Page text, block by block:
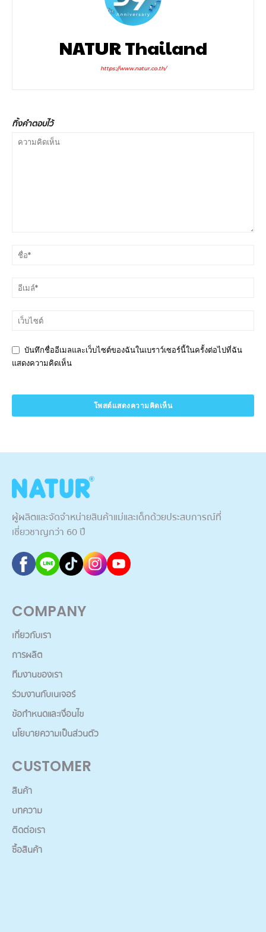
NATUR Thailand
https://www.natur.co.th/
ทิ้งคำตอบไว้
บันทึกชื่ออีเมลและเว็บไซต์ของฉันในเบราว์เซอร์นี้ในครั้งต่อไปที่ฉัน
แสดงความคิดเห็น
ผู้ผลิตและจัดจำหน่ายสินค้าแม่และเด็กด้วยประสบการณ์ที่
เชี่ยวชาญกว่า 60 ปี
COMPANY
เกี่ยวกับเรา
การผลิต
ทีมงานของเรา
ร่วมงานกับเนเจอร์
ข้อกำหนดและเงื่อนไข
นโยบายความเป็นส่วนตัว
CUSTOMER
สินค้า
บทความ
ติดต่อเรา
ซื้อสินค้า